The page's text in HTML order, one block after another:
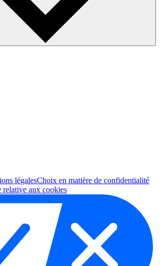
légalesChoix en matière de confidentialité
relative aux cookies